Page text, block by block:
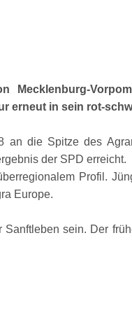
erneut in sein rot-
an die Spitze des
der SPD erreicht.
Profil.
Europe.
sein. Der